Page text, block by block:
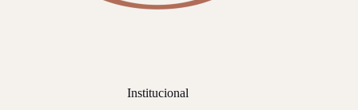
Institucional